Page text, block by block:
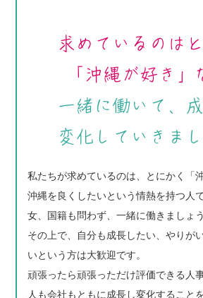
求めているのは
「沖縄が好き」
一緒に働いて、成
変化していきまし
私たちが求めているのは、とにかく「
沖縄を良くしたいという情熱を持つ人
女、国籍も問わず、一緒に働きましょう
その上で、自分も成長したい、やりが
いという方は大歓迎です。
頑張ったら頑張っただけ評価できる人
人も会社もともに成長し変化すること